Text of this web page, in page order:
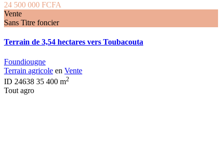
24 500 000 FCFA
Vente
Sans Titre foncier
Terrain de 3,54 hectares vers Toubacouta
Foundiougne
Terrain agricole en Vente
ID 24638 35 400 m2
Tout agro